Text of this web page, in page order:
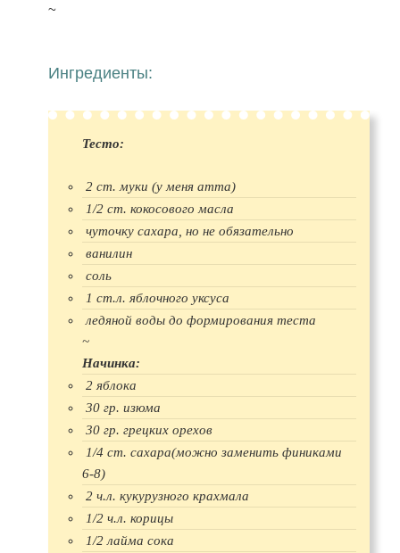
~
Ингредиенты:
Тесто:
2 ст. муки (у меня атта)
1/2 ст. кокосового масла
чуточку сахара, но не обязательно
ванилин
соль
1 ст.л. яблочного уксуса
ледяной воды до формирования теста
~
Начинка:
2 яблока
30 гр. изюма
30 гр. грецких орехов
1/4 ст. сахара(можно заменить финиками
6-8)
2 ч.л. кукурузного крахмала
1/2 ч.л. корицы
1/2 лайма сока